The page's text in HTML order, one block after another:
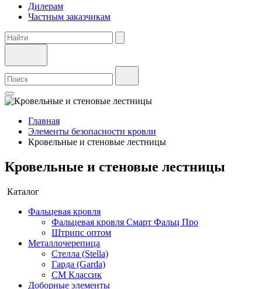
Дилерам
Частным заказчикам
Главная
Элементы безопасности кровли
Кровельные и стеновые лестницы
Кровельные и стеновые лестницы
Каталог
Фальцевая кровля
Фальцевая кровля Смарт Фальц Про
Штрипс оптом
Металлочерепица
Стелла (Stella)
Гарда (Garda)
СМ Классик
Доборные элементы